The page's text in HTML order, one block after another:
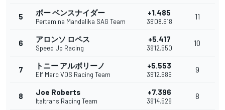
5 ボー ベンスナイダー
Pertamina Mandalika SAG Team
+1.485
39'08.618
11
6 アロンソ ロペス
Speed Up Racing
+5.417
39'12.550
10
7 トニー アルボリーノ
Elf Marc VDS Racing Team
+5.553
39'12.686
9
8 Joe Roberts
Italtrans Racing Team
+7.396
39'14.529
8